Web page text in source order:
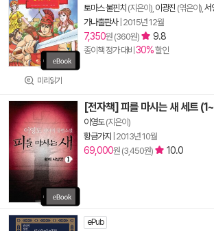
미리읽기
토마스 불핀치 (지은이), 이광진 (엮은이), 서
가나출판사| 2015년 12월
7,350원 (360원) 9.8
종이책 정가 대비 30%할인
[전자책] 피를 마시는 새 세트
이영도(지은이)
황금가지
2013년 10월
69,000원 (3,450원) 10.0
ePub